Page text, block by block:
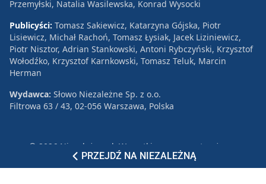
PRZEJDŹ NA NIEZALEŻNĄ
Przemyłski, Natalia Wasilewska, Konrad Wysocki
Publicyści: Tomasz Sakiewicz, Katarzyna Gójska, Piotr
Lisiewicz, Michał Rachoń, Tomasz Łysiak, Jacek Liziniewicz,
Piotr Nisztor, Adrian Stankowski, Antoni Rybczyński, Krzysztof
Wołodźko, Krzysztof Karnkowski, Tomasz Teluk, Marcin
Herman
Wydawca: Słowo Niezależne Sp. z o.o.
Filtrowa 63 / 43, 02-056 Warszawa, Polska
© 2026 Niezależna.pl. Wszystkie prawa zastrzeżone.
PatronatReklamaPolityka prywatności